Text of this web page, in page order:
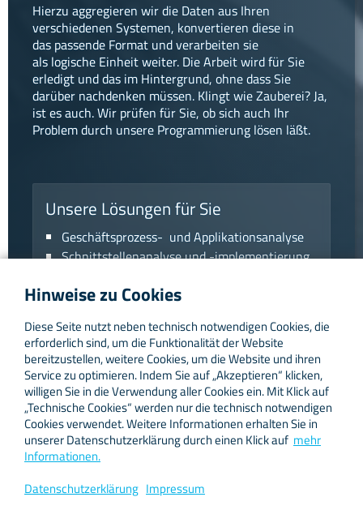
philosophie
referenzen
konzept
news
kontakt
anfahrt
linkedin
Hierzu aggregieren wir die Daten aus Ihren
verschiedenen Systemen, konvertieren diese in
das passende Format und verarbeiten sie
als logische Einheit weiter. Die Arbeit wird für Sie
erledigt und das im Hintergrund, ohne dass Sie
darüber nachdenken müssen. Klingt wie Zauberei? Ja,
ist es auch. Wir prüfen für Sie, ob sich auch Ihr
Problem durch unsere Programmierung lösen läßt.
Unsere Lösungen für Sie
Geschäftsprozess- und Applikationsanalyse
Schnittstellenanalyse und -implementierung
Datenaggregatoren
Logikmodulen zur
Geschäftsprozessoptimierung
Konzeption und Implementierung von
Datensets auf unterschiedlichen
Ausgabekanälen
HTML
PDF
Voice Assistants
Hinweise zu Cookies
Diese Seite nutzt neben technisch notwendigen Cookies, die
erforderlich sind, um die Funktionalität der Website
bereitzustellen, weitere Cookies, um die Website und ihren
Service zu optimieren. Indem Sie auf „Akzeptieren“ klicken,
willigen Sie in die Verwendung aller Cookies ein. Mit Klick auf
„Technische Cookies“ werden nur die technisch notwendigen
Cookies verwendet. Weitere Informationen erhalten Sie in
unserer Datenschutzerklärung durch einen Klick auf mehr
Informationen.
Datenschutzerklärung Impressum